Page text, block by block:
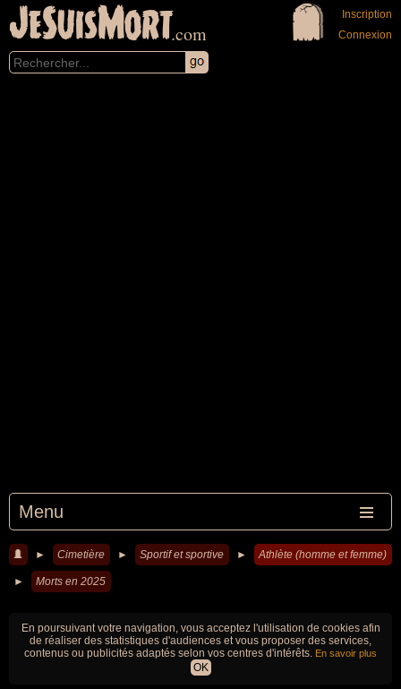
JeSuisMort.com
Menu
Inscription
Connexion
► Cimetière ► Sportif et sportive ► Athlète (homme et femme)
► Morts en 2025
En poursuivant votre navigation, vous acceptez l'utilisation de cookies afin
de réaliser des statistiques d'audiences et vous proposer des services,
contenus ou publicités adaptés selon vos centres d'intérêts. En savoir plus
OK